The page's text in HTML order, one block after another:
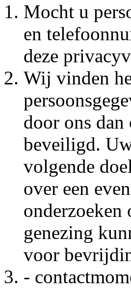
Mocht u
en
deze
Wij vinden
door ons
beveiligd.
volgende
over een
genezing
voor
-